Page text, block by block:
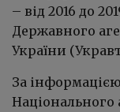
– від 2016 до
Державного
України
За